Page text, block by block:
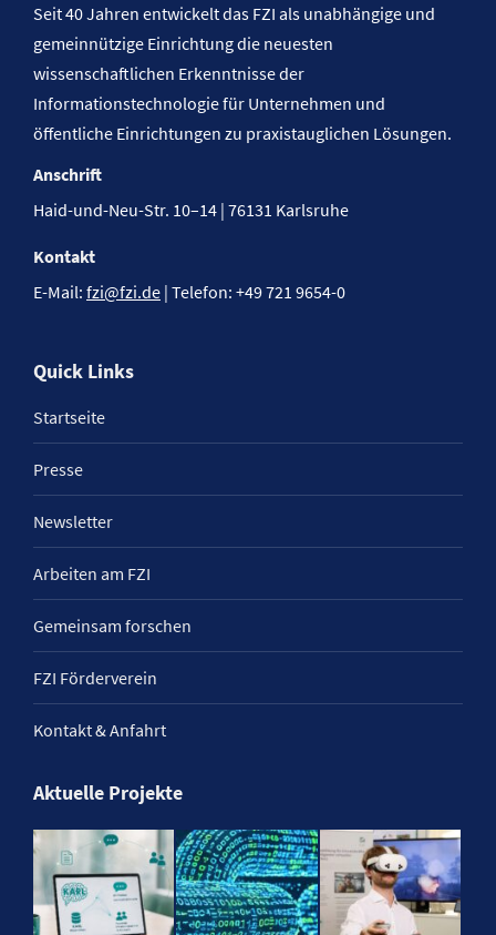
Seit 40 Jahren entwickelt das FZI als unabhängige und
gemeinnützige Einrichtung die neuesten
wissenschaftlichen Erkenntnisse der
Informationstechnologie für Unternehmen und
öffentliche Einrichtungen zu praxistauglichen Lösungen.
Anschrift
Haid-und-Neu-Str. 10–14 | 76131 Karlsruhe
Kontakt
E-Mail: fzi@fzi.de | Telefon: +49 721 9654-0
Quick Links
Startseite
Presse
Newsletter
Arbeiten am FZI
Gemeinsam forschen
FZI Förderverein
Kontakt & Anfahrt
Aktuelle Projekte